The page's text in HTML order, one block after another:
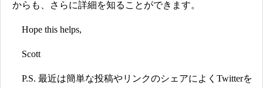
からも、さらに詳細を知ることができます。
Hope this helps,
Scott
P.S. 最近は簡単な投稿やリンクのシェアによくTwitterを